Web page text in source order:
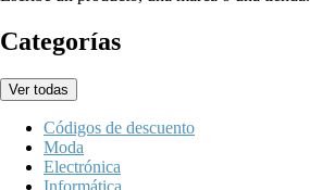
Categorías
Ver todas
Códigos de descuento
Moda
Electrónica